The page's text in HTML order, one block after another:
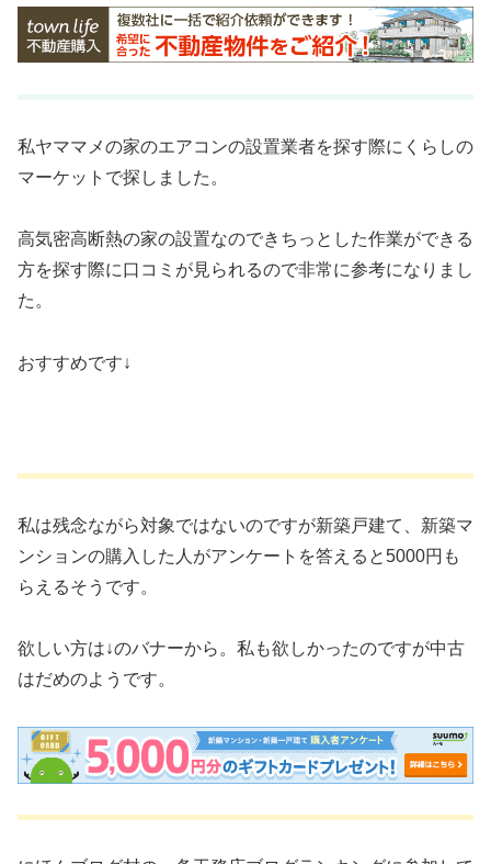
私ヤママメの家のエアコンの設置業者を探す際にくらしの
マーケットで探しました。
高気密高断熱の家の設置なのできちっとした作業ができる
方を探す際に口コミが見られるので非常に参考になりまし
た。
おすすめです↓
私は残念ながら対象ではないのですが新築戸建て、新築マ
ンションの購入した人がアンケートを答えると5000円も
らえるそうです。
欲しい方は↓のバナーから。私も欲しかったのですが中古
はだめのようです。